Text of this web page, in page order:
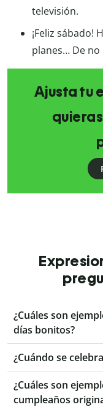
televisión.
¡Feliz sábado!
planes… De
Ajusta tu
¿Cuáles son
días bonitos?
¿Cuándo se
¿Cuáles son
cumpleaños